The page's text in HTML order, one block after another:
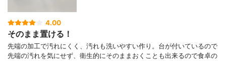
4.00
そのまま置ける！
先端の加工で汚れにくく、汚れも洗いやすい作り。台が付いているので
先端の汚れを気にせず、衛生的にそのままおくことも出来るので食卓の